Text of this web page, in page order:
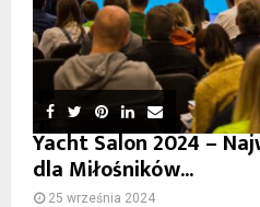
Yacht Salon 2024 –
dla Miłośników...
25 września 2024